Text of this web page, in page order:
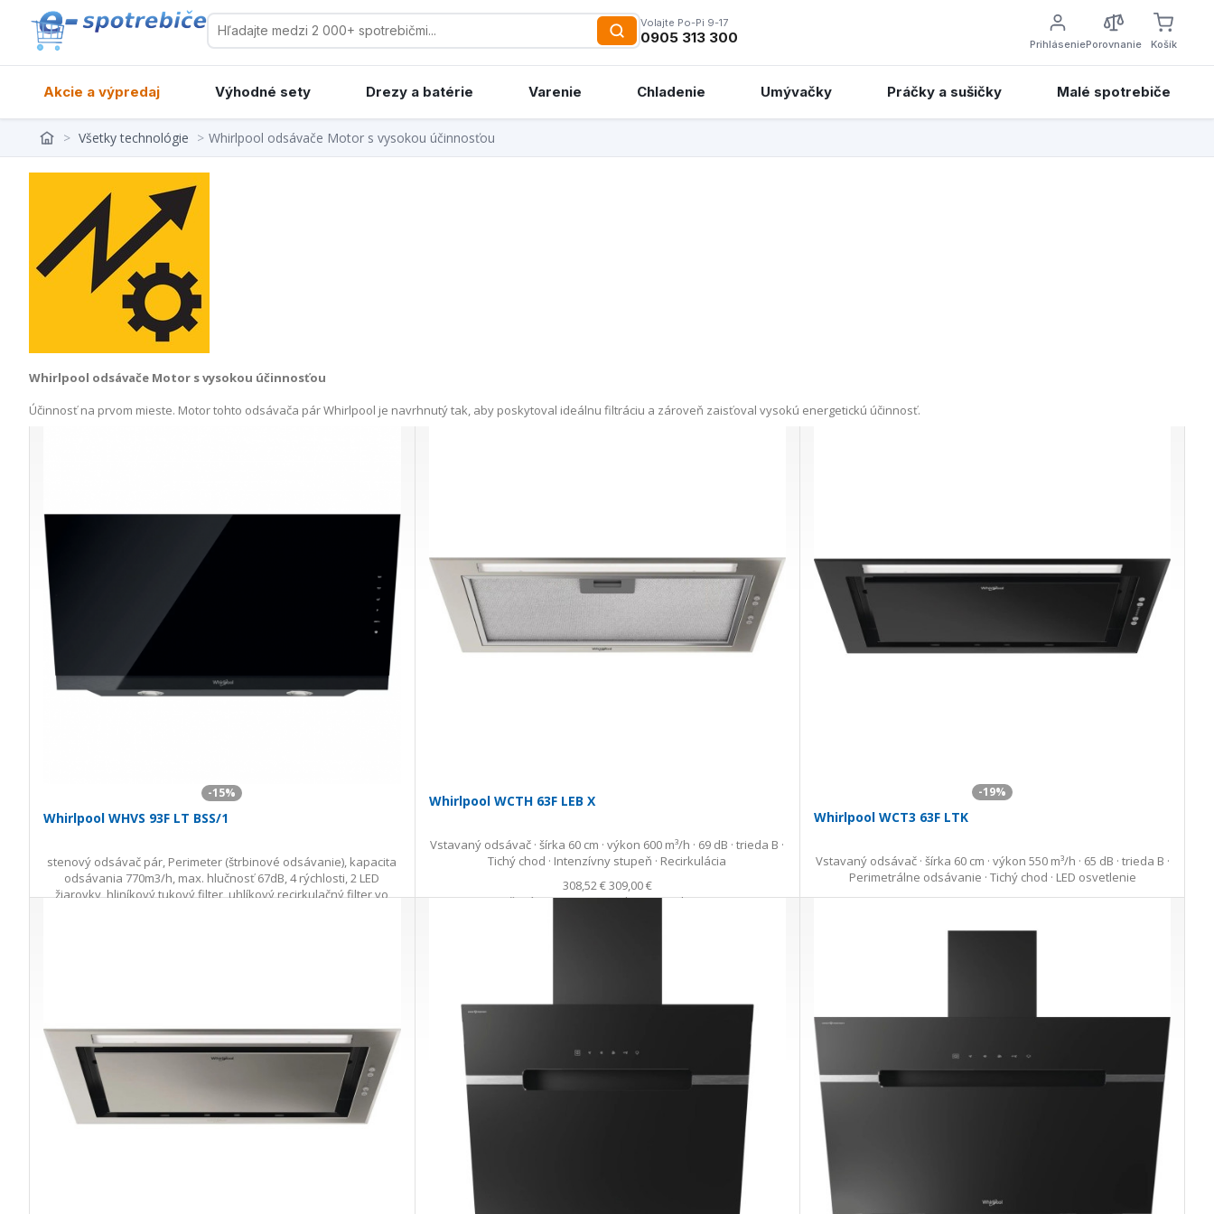
Volajte Po-Pi 9-17
0905 313 300 PrihláseniePorovnanie Košík
Akcie a výpredaj Výhodné sety Drezy a batérie Varenie Chladenie Umývačky Práčky a sušičky Malé spotrebiče
> Všetky technológie > Whirlpool odsávače Motor s vysokou účinnosťou
Whirlpool odsávače Motor s vysokou účinnosťou
Účinnosť na prvom mieste. Motor tohto odsávača pár Whirlpool je navrhnutý tak, aby poskytoval ideálnu filtráciu a zároveň zaisťoval vysokú energetickú účinnosť.
-15%
Whirlpool WHVS 93F LT BSS/1
stenový odsávač pár, Perimeter (štrbinové odsávanie), kapacita
odsávania 770m3/h, max. hlučnosť 67dB, 4 rýchlosti, 2 LED
žiarovky, hliníkový tukový filter, uhlíkový recirkulačný filter vo
Whirlpool WCTH 63F LEB X
Vstavaný odsávač · šírka 60 cm · výkon 600 m³/h · 69 dB · trieda B ·
Tichý chod · Intenzívny stupeň · Recirkulácia
308,52 €309,00 €
Ušetríte 0,48 €s DPH · doprava zdarma
-19%
Whirlpool WCT3 63F LTK
Vstavaný odsávač · šírka 60 cm · výkon 550 m³/h · 65 dB · trieda B ·
Perimetrálne odsávanie · Tichý chod · LED osvetlenie
275,00 €339,00 €
Skladom